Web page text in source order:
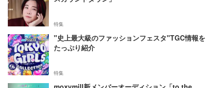
特集
"史上最大級のファッションフェスタ"TGC情報を
たっぷり紹介
特集